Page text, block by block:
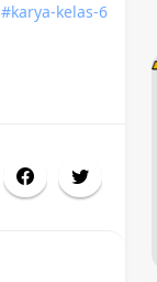
#karya-kelas-6